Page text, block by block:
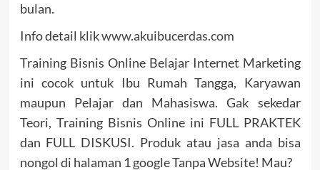
bulan.
Info detail klikwww.akuibucerdas.com
Training Bisnis Online Belajar Internet Marketing
ini cocok untuk Ibu Rumah Tangga, Karyawan
maupun Pelajar dan Mahasiswa. Gak sekedar
Teori, Training Bisnis Online ini FULL PRAKTEK
dan FULL DISKUSI. Produk atau jasa anda bisa
nongol di halaman 1 google Tanpa Website! Mau?